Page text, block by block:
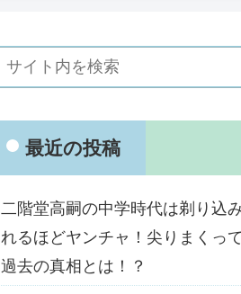
最近の投稿
二階堂高嗣の中学時代は剃り込
れるほどヤンチャ！尖りまくっ
過去の真相とは！？